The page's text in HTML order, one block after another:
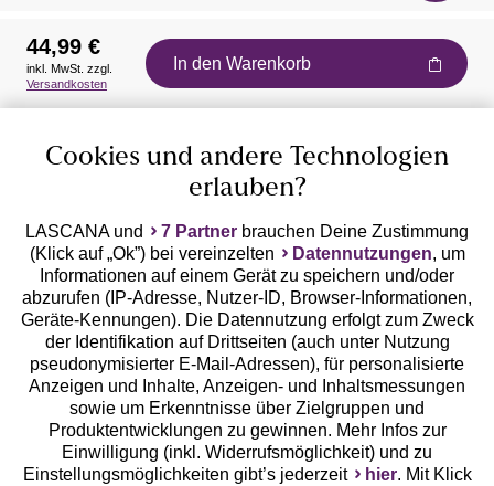
Auszeichnungen
Geprüfte Sicherheit
Unsere Apps
44,99 €
inkl. MwSt. zzgl.
Versandkosten
In den Warenkorb
Cookies und andere Technologien
erlauben?
LASCANA und 7 Partner brauchen Deine Zustimmung
(Klick auf „Ok”) bei vereinzelten
Datennutzungen, um
Informationen auf einem Gerät zu speichern und/oder
abzurufen (IP-Adresse, Nutzer-ID, Browser-Informationen,
Geräte-Kennungen). Die Datennutzung erfolgt zum Zweck
der Identifikation auf Drittseiten (auch unter Nutzung
pseudonymisierter E-Mail-Adressen), für personalisierte
Anzeigen und Inhalte, Anzeigen- und Inhaltsmessungen
sowie um Erkenntnisse über Zielgruppen und
Produktentwicklungen zu gewinnen. Mehr Infos zur
Einwilligung (inkl. Widerrufsmöglichkeit) und zu
Einstellungsmöglichkeiten gibt’s jederzeit
hier. Mit Klick